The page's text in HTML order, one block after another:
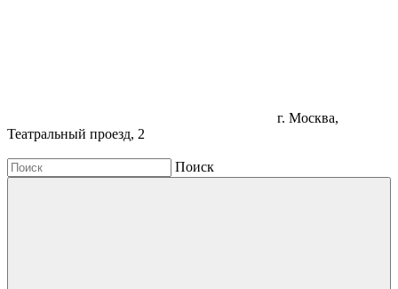
г. Москва,
Театральный проезд, 2
Поиск